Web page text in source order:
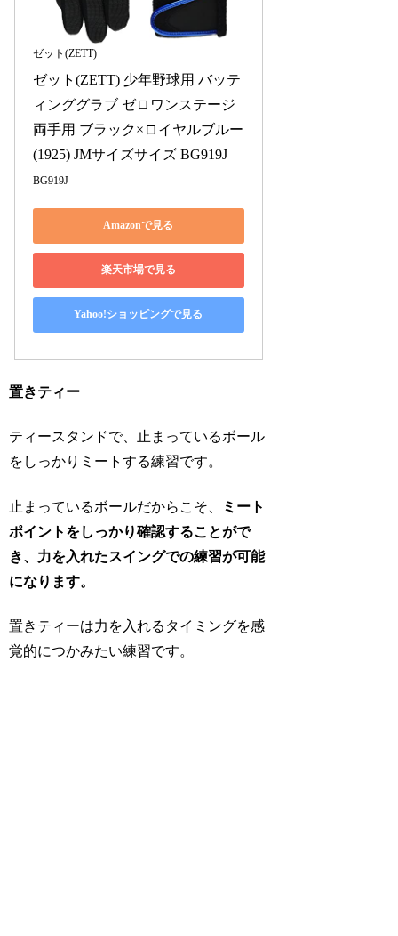
ゼット(ZETT)
ゼット(ZETT) 少年野球用 バッテ
ィンググラブ ゼロワンステージ
両手用 ブラック×ロイヤルブルー
(1925) JMサイズサイズ BG919J
BG919J
Amazonで見る
楽天市場で見る
Yahoo!ショッピングで見る
置きティー
ティースタンドで、止まっているボール
をしっかりミートする練習です。
止まっているボールだからこそ、
ミート
ポイントをしっかり確認することがで
き、力を入れたスイングでの練習が可能
になります。
置きティーは力を入れるタイミングを感
覚的につかみたい練習です。